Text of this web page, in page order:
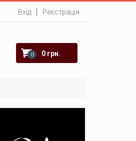
Вхід Реєстрація
0 0 грн.